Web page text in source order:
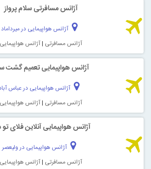
آژانس مسافرتی سلام پرواز
آژانس هواپیمایی در میرداماد
آژانس مسافرتی |آژانس هواپیمایی
آژانس هواپیمایی تعمیم گشت
آژانس هواپیمایی در عباس
آژانس مسافرتی |آژانس هواپیمایی
آژانس هواپیمایی آنلاین فلای
آژانس هواپیمایی در ولیعصر
آژانس مسافرتی |آژانس هواپیمایی